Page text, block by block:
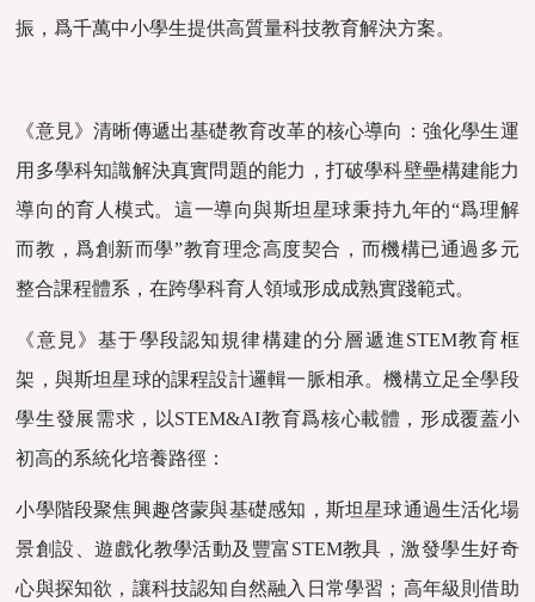
振，爲千萬中小學生提供高質量科技教育解決方案。
《意見》清晰傳遞出基礎教育改革的核心導向：強化學生運
用多學科知識解決真實問題的能力，打破學科壁壘構建能力
導向的育人模式。這一導向與斯坦星球秉持九年的“爲理解
而教，爲創新而學”教育理念高度契合，而機構已通過多元
整合課程體系，在跨學科育人領域形成成熟實踐範式。
《意見》基于學段認知規律構建的分層遞進STEM教育框
架，與斯坦星球的課程設計邏輯一脈相承。機構立足全學段
學生發展需求，以STEM&AI教育爲核心載體，形成覆蓋小
初高的系統化培養路徑：
小學階段聚焦興趣啓蒙與基礎感知，斯坦星球通過生活化場
景創設、遊戲化教學活動及豐富STEM教具，激發學生好奇
心與探知欲，讓科技認知自然融入日常學習；高年級則借助